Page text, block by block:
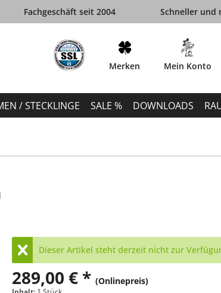
Fachgeschäft seit 2004 Schneller und
Merken Mein Konto
/ STECKLINGE SALE % DOWNLOADS
Dieser Artikel steht derzeit nicht zur
289,00 € *(Onlinepreis)